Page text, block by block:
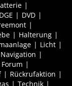
DVD
Halterung
Licht
Navigation
Rückrufaktion
Technik